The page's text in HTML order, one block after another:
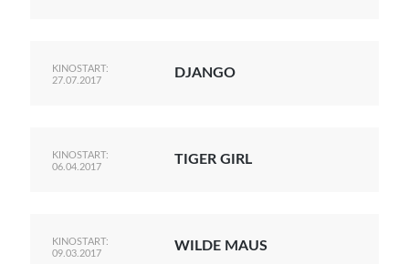
KINOSTART:
27.07.2017
DJANGO
KINOSTART:
06.04.2017
TIGER GIRL
KINOSTART:
09.03.2017
WILDE MAUS